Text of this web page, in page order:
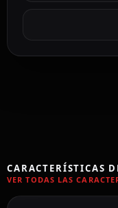
CARACTERÍSTICAS
VER TODAS LAS